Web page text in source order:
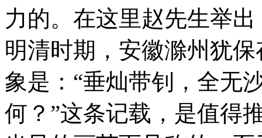
力的。在这里赵先生举
明清时期，安徽滁州犹
象是：“垂灿带钊，全无
何？”这条记载，是值得